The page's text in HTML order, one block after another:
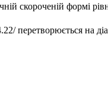
скороченій формі
перетворюється на